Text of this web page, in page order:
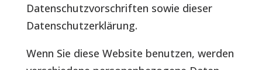
Datenschutzvorschriften sowie dieser
Datenschutzerklärung.
Wenn Sie diese Website benutzen, werden